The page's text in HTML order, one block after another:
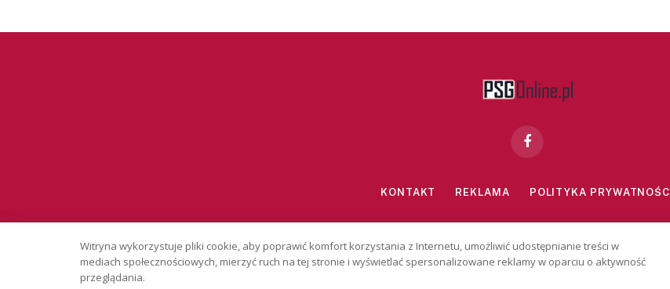
Facebook
KONTAKT REKLAMA POLITYKA PRYWATNOŚCI
Copyright © 2026 PSGonline.pl
Witryna wykorzystuje pliki cookie, aby poprawić komfort korzystania z Internetu, umożliwić udostępnianie treści w
mediach społecznościowych, mierzyć ruch na tej stronie i wyświetlać spersonalizowane reklamy w oparciu o aktywność
przeglądania.